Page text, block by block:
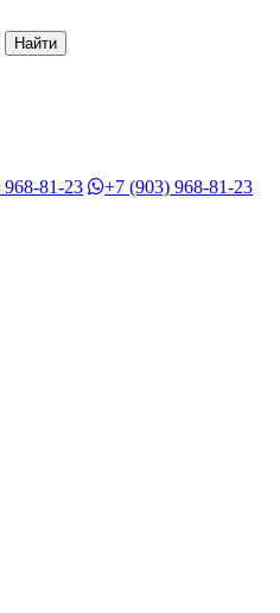
968-81-23 +7 (903) 968-81-23